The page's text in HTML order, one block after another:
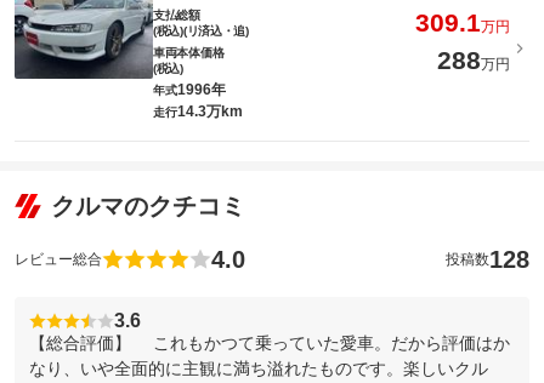
支払総額
(税込)(リ済込・追)
309.1万円
車両本体価格
(税込)
288万円
年式1996年
走行14.3万km
クルマのクチコミ
レビュー総合 4.0 投稿数128
3.6
【総合評価】 これもかつて乗っていた愛車。だから評価はか
なり、いや全面的に主観に満ち溢れたものです。楽しいクル